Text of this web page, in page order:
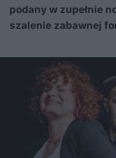
podany w zupełnie
szalenie zabawnej